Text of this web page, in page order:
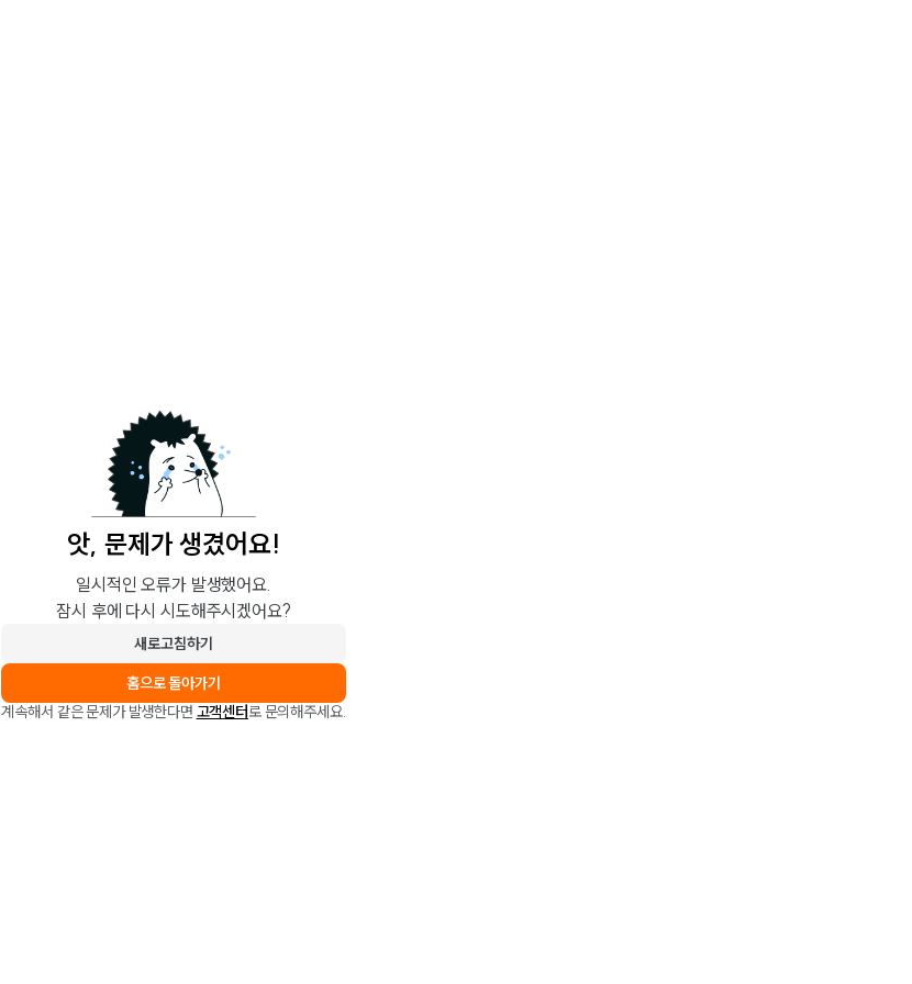
앗, 문제가 생겼어요!
일시적인 오류가 발생했어요.
잠시 후에 다시 시도해주시겠어요?
새로고침하기
홈으로 돌아가기
계속해서 같은 문제가 발생한다면 고객센터로 문의해주세요.